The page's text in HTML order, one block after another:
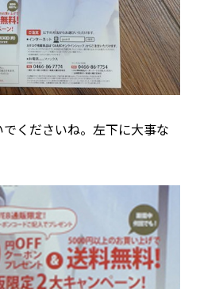
くださいね。左下に大事な